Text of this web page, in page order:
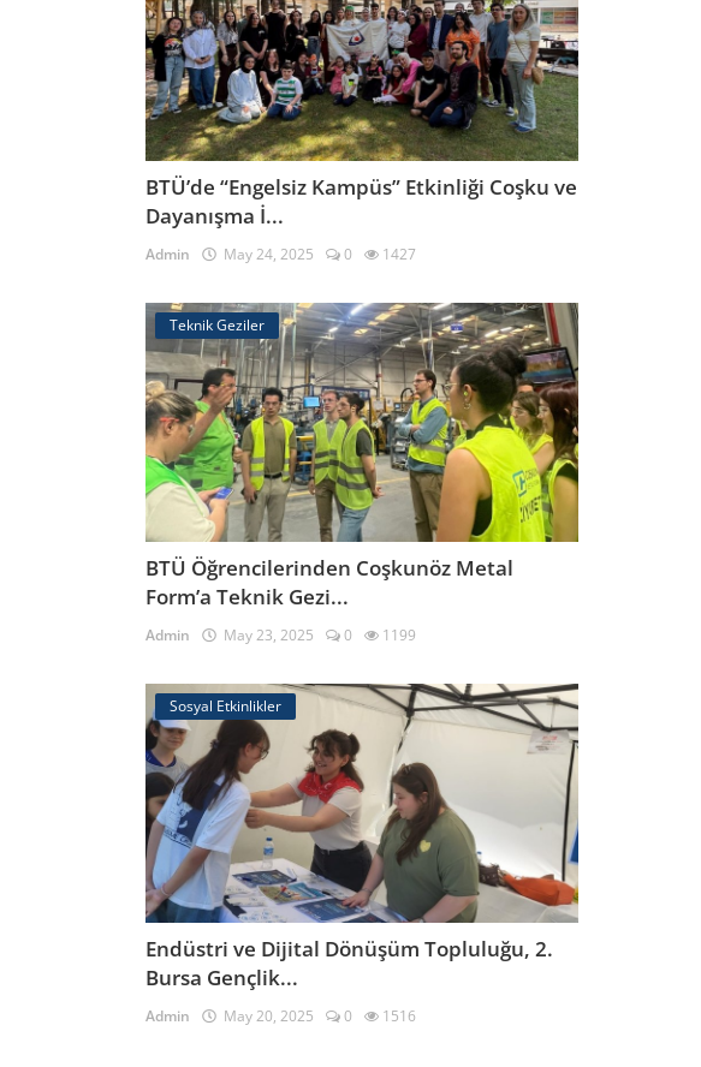
BTÜ’de “Engelsiz Kampüs” Etkinliği Coşku ve
Dayanışma İ...
Admin May 24, 2025 0 1427
Teknik Geziler
BTÜ Öğrencilerinden Coşkunöz Metal
Form’a Teknik Gezi...
Admin May 23, 2025 0 1199
Sosyal Etkinlikler
Endüstri ve Dijital Dönüşüm Topluluğu, 2.
Bursa Gençlik...
Admin May 20, 2025 0 1516